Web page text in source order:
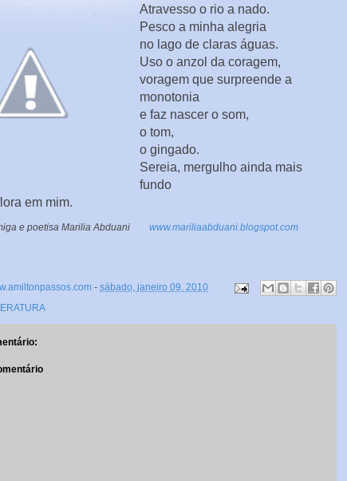
Atravesso o rio a nado.
Pesco a minha alegria
no lago de claras águas.
Uso o anzol da coragem,
voragem que surpreende a
monotonia
e faz nascer o som,
o tom,
o gingado.
Sereia, mergulho ainda mais
fundo
em mim.
e poetisa Marilia Abduani www.mariliaabduani.blogspot.com
- sábado, janeiro 09, 2010